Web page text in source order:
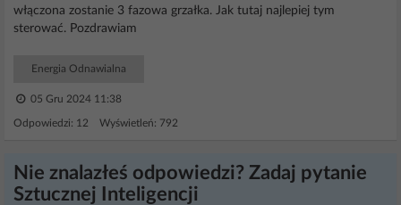
włączona zostanie 3 fazowa grzałka. Jak tutaj najlepiej tym
sterować. Pozdrawiam
Energia Odnawialna
05 Gru 2024 11:38
Odpowiedzi: 12 Wyświetleń: 792
Nie znalazłeś odpowiedzi? Zadaj pytanie
Sztucznej Inteligencji